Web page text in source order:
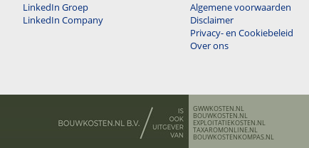
LinkedIn Groep
LinkedIn Company
Algemene voorwaarden
Disclaimer
Privacy- en Cookiebeleid
Over ons
GWWKOSTEN.NL
BOUWKOSTEN.NL
EXPLOITATIEKOSTEN.NL
TAXAROMONLINE.NL
BOUWKOSTENKOMPAS.NL